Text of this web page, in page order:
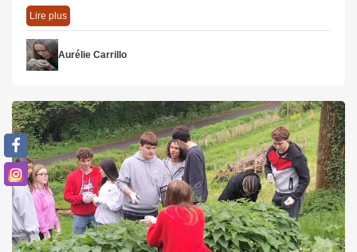
Lire plus
Aurélie Carrillo